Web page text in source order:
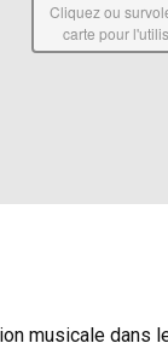
Cliquez ou
carte pour
musicale dans